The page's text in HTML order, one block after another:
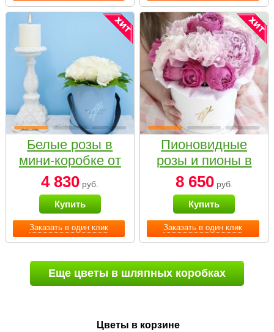
Заказать в один клик
Белые розы в
мини-коробке от
Bella Fiori
4 830 руб.
Купить
Заказать в один клик
Пионовидные
розы и пионы в
белой коробке
Small
8 650руб.
Купить
Еще цветы в шляпных коробках
Цветы в корзине